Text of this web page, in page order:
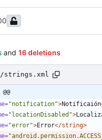
and 16 deletions
strings.xml
"notification">Notificaión
"locationDisabled">
"error">Error</string>